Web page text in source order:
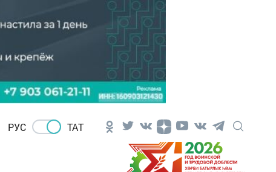
РУС ТАТ